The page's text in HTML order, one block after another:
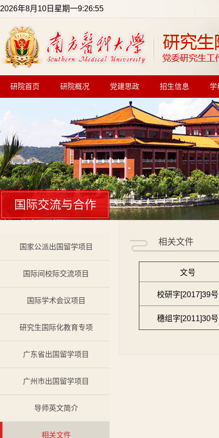
2026年8月10日星期一9:26:55
研院首页 研院概况 党建思政 招生信息 学
国际交流与合作
国家公派出国留学项目
国际间校际交流项目
国际学术会议项目
研究生国际化教育专项
广东省出国留学项目
广州市出国留学项目
导师英文简介
相关文件
相关文件
文号
校研字[2017]39号
穗组字[2011]30号